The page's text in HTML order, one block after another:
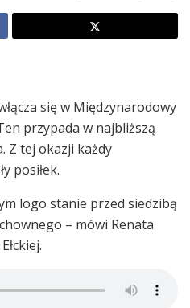
się w Międzynarodowy
przypada w najbliższą
Z tej okazji każdy
posiłek.
logo stanie przed siedzibą
– mówi Renata